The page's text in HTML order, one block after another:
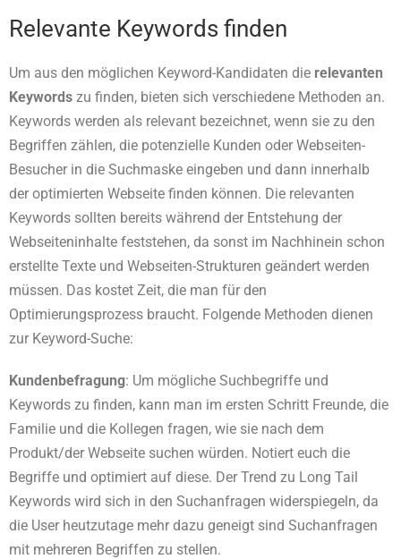
Relevante Keywords finden
Um aus den möglichen Keyword-Kandidaten die relevanten
Keywords zu finden, bieten sich verschiedene Methoden an.
Keywords werden als relevant bezeichnet, wenn sie zu den
Begriffen zählen, die potenzielle Kunden oder Webseiten-
Besucher in die Suchmaske eingeben und dann innerhalb
der optimierten Webseite finden können. Die relevanten
Keywords sollten bereits während der Entstehung der
Webseiteninhalte feststehen, da sonst im Nachhinein schon
erstellte Texte und Webseiten-Strukturen geändert werden
müssen. Das kostet Zeit, die man für den
Optimierungsprozess braucht. Folgende Methoden dienen
zur Keyword-Suche:
Kundenbefragung: Um mögliche Suchbegriffe und
Keywords zu finden, kann man im ersten Schritt Freunde, die
Familie und die Kollegen fragen, wie sie nach dem
Produkt/der Webseite suchen würden. Notiert euch die
Begriffe und optimiert auf diese. Der Trend zu Long Tail
Keywords wird sich in den Suchanfragen widerspiegeln, da
die User heutzutage mehr dazu geneigt sind Suchanfragen
mit mehreren Begriffen zu stellen.